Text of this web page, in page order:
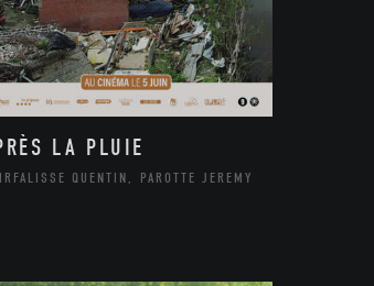
LA PLUIE
QUENTIN, PAROTTE JEREMY